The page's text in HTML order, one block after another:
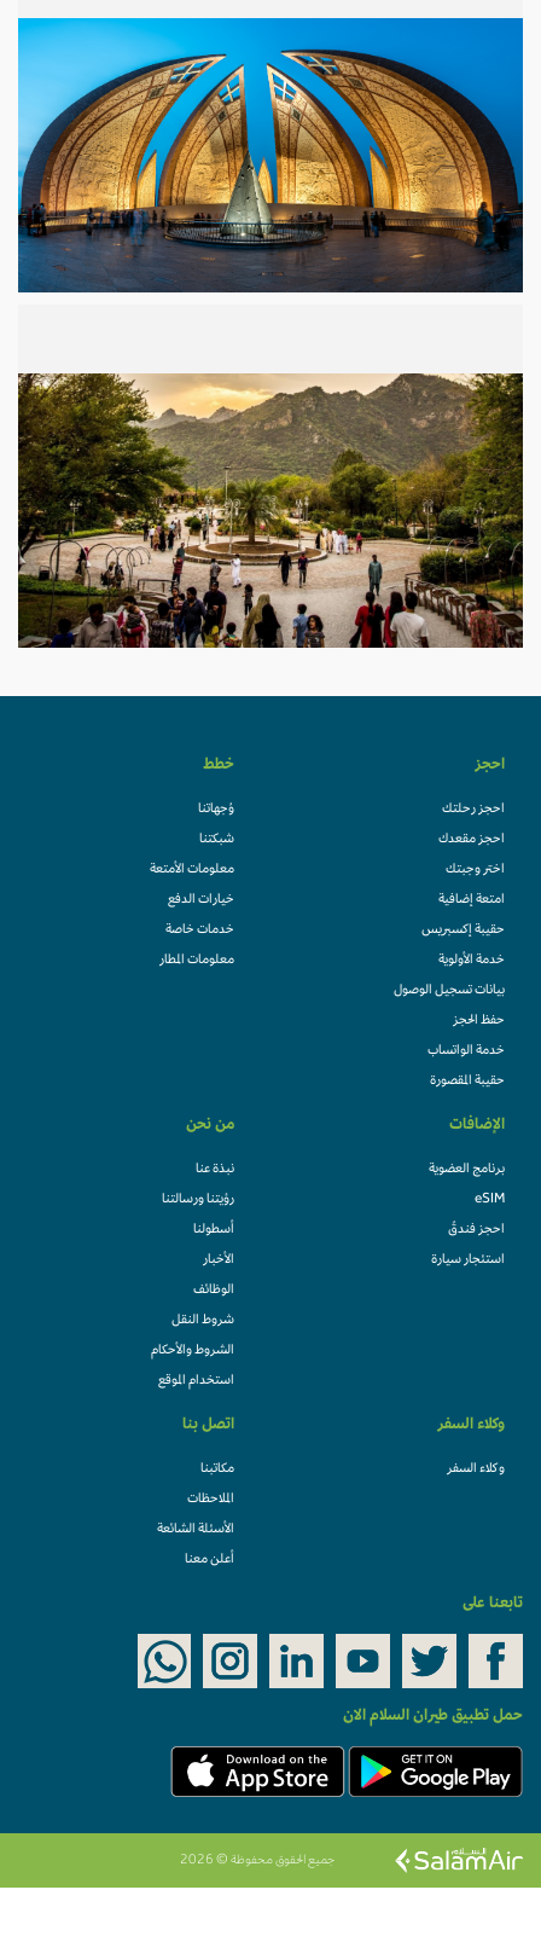
احجز
احجز رحلتك
احجز مقعدك
اختر وجبتك
امتعة إضافية
حقيبة إكسبريس
خدمة الأولوية
بيانات تسجيل الوصول
حفظ الحجز
خدمة الواتساب
حقيبة المقصورة
خطط
وُجهاتنا
شبكتنا
معلومات الأمتعة
خيارات الدفع
خدمات خاصة
معلومات المطار
الإضافات
برنامج العضوية
eSIM
احجز فندقً
استئجار سيارة
من نحن
نبذة عنا
رؤيتنا ورسالتنا
أسطولنا
الأخبار
الوظائف
شروط النقل
الشروط والأحكام
استخدام الموقع
وكلاء السفر
وكلاء السفر
اتصل بنا
مكاتبنا
الملاحظات
الأسئلة الشائعة
أعلن معنا
تابعنا على
حمل تطبيق طيران السلام الان
جميع الحقوق محفوظة © 2026